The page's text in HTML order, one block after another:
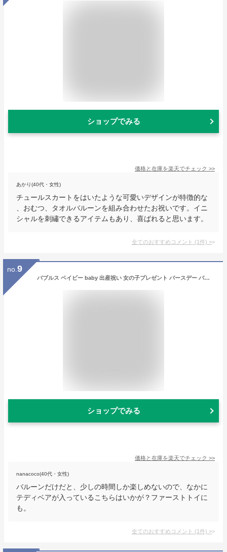
ショップでみる
価格と在庫を楽天でチェック >>
あかり(40代・女性)
チュールスカートをはいたような可愛いデザインが特徴的な
、おむつ、タオルバルーンを組み合わせたお祝いです。イニ
シャルを刺繡できるアイテムもあり、喜ばれると思います。
全てのおすすめコメント (1件) >
no. 9
バブルス ベイビー baby 出産祝い 女の子プレゼント バースデー バルーン サプライズ 浮かせてお届け ギフト パーティー Birthday Balloon Party 風船 誕生日 誕生会 お祝い
ショップでみる
価格と在庫を楽天でチェック >>
nanacoco(40代・女性)
バルーンだけだと、少しの時間しか楽しめないので、なかに
テディベアが入っているこちらはいかが？ファーストトイに
も。
全てのおすすめコメント (1件) >